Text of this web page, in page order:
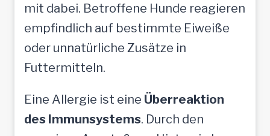
mit dabei. Betroffene Hunde reagieren
empfindlich auf bestimmte Eiweiße
oder unnatürliche Zusätze in
Futtermitteln.
Eine Allergie ist eine Überreaktion
des Immunsystems. Durch den